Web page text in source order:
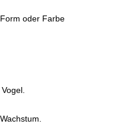
oder Farbe